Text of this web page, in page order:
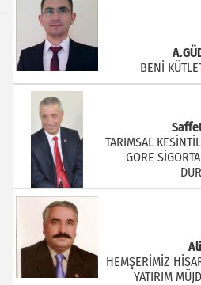
BENİ
TARIMSAL
GÖRE
HEMŞERİMİZ
YATIRIM